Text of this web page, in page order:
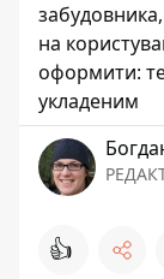
на
оформити:
укладеним
👍